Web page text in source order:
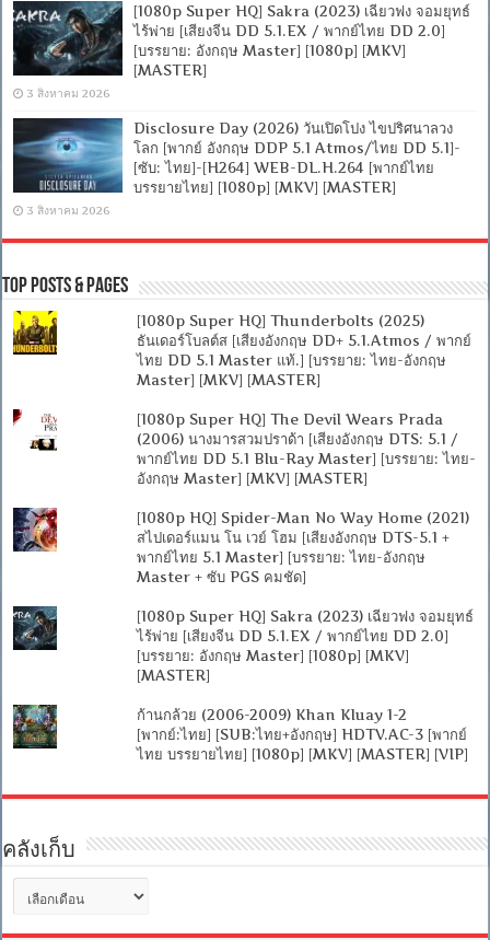
[1080p Super HQ] Sakra (2023) เฉียวฟง จอมยุทธ์
ไร้พ่าย [เสียงจีน DD 5.1.EX / พากย์ไทย DD 2.0]
[บรรยาย: อังกฤษ Master] [1080p] [MKV]
[MASTER]
3 สิงหาคม 2026
Disclosure Day (2026) วันเปิดโปง ไขปริศนาลวง
โลก [พากย์ อังกฤษ DDP 5.1 Atmos/ไทย DD 5.1]-
[ซับ: ไทย]-[H264] WEB-DL.H.264 [พากย์ไทย
บรรยายไทย] [1080p] [MKV] [MASTER]
3 สิงหาคม 2026
Top Posts & Pages
[1080p Super HQ] Thunderbolts (2025)
ธันเดอร์โบลต์ส [เสียงอังกฤษ DD+ 5.1.Atmos / พากย์
ไทย DD 5.1 Master แท้.] [บรรยาย: ไทย-อังกฤษ
Master] [MKV] [MASTER]
[1080p Super HQ] The Devil Wears Prada
(2006) นางมารสวมปราด้า [เสียงอังกฤษ DTS: 5.1 /
พากย์ไทย DD 5.1 Blu-Ray Master] [บรรยาย: ไทย-
อังกฤษ Master] [MKV] [MASTER]
[1080p HQ] Spider-Man No Way Home (2021)
สไปเดอร์แมน โน เวย์ โฮม [เสียงอังกฤษ DTS-5.1 +
พากย์ไทย 5.1 Master] [บรรยาย: ไทย-อังกฤษ
Master + ซับ PGS คมชัด]
[1080p Super HQ] Sakra (2023) เฉียวฟง จอมยุทธ์
ไร้พ่าย [เสียงจีน DD 5.1.EX / พากย์ไทย DD 2.0]
[บรรยาย: อังกฤษ Master] [1080p] [MKV]
[MASTER]
ก้านกล้วย (2006-2009) Khan Kluay 1-2
[พากย์:ไทย] [SUB:ไทย+อังกฤษ] HDTV.AC-3 [พากย์
ไทย บรรยายไทย] [1080p] [MKV] [MASTER] [VIP]
คลังเก็บ
เก็บ